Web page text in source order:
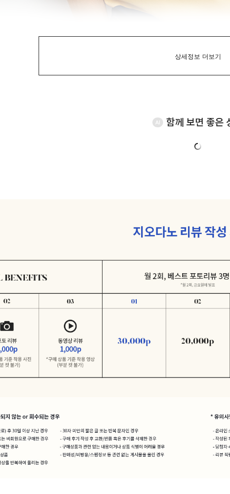
상세정보 더보기
AI 함께 보면 좋은